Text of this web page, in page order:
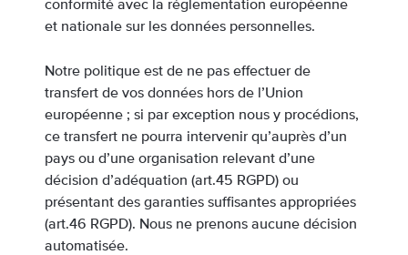
conformité avec la réglementation européenne
et nationale sur les données personnelles.
Notre politique est de ne pas effectuer de
transfert de vos données hors de l’Union
européenne ; si par exception nous y procédions,
ce transfert ne pourra intervenir qu’auprès d’un
pays ou d’une organisation relevant d’une
décision d’adéquation (art.45 RGPD) ou
présentant des garanties suffisantes appropriées
(art.46 RGPD). Nous ne prenons aucune décision
automatisée.